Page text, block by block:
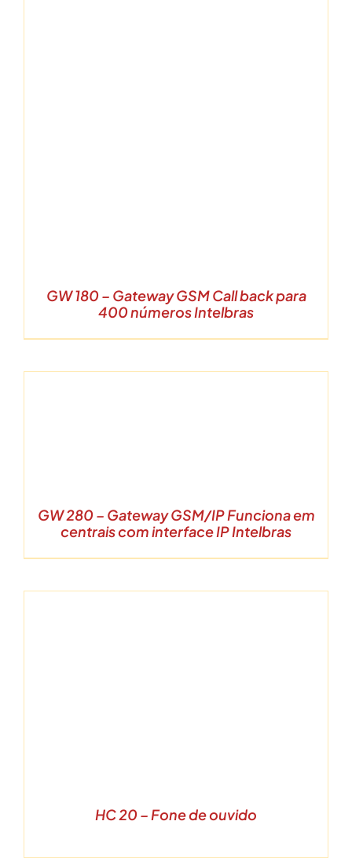
GW 180 – Gateway GSM Call back para
400 números Intelbras
GW 280 – Gateway GSM/IP Funciona em
centrais com interface IP Intelbras
HC 20 – Fone de ouvido